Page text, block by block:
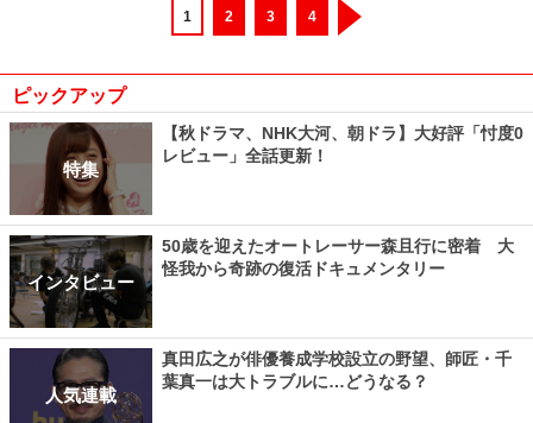
1 2 3 4
ピックアップ
特集
【秋ドラマ、NHK大河、朝ドラ】大好評「忖度0
レビュー」全話更新！
インタビュー
50歳を迎えたオートレーサー森且行に密着 大
怪我から奇跡の復活ドキュメンタリー
人気連載
真田広之が俳優養成学校設立の野望、師匠・千
葉真一は大トラブルに…どうなる？